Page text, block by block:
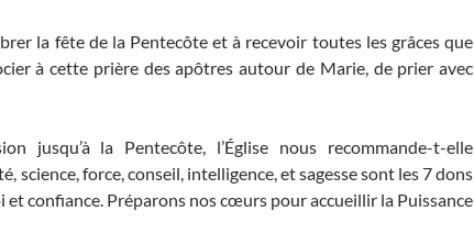
la fête de la Pentecôte et à recevoir toutes les grâces que
à cette prière des apôtres autour de Marie, de prier avec
jusqu’à la Pentecôte, l’Église nous recommande-t-elle
science, force, conseil, intelligence, et sagesse sont les 7 dons
et confiance. Préparons nos cœurs pour accueillir la Puissance